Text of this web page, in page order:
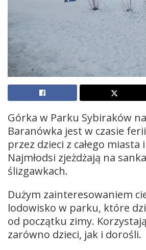
Górka w Parku Sybiraków
Baranówka jest w czasie
przez dzieci z całego miasta
Najmłodsi zjeżdżają na
ślizgawkach.
Dużym zainteresowaniem
lodowisko w parku, które
od początku zimy.
zarówno dzieci, jak i dorośli.